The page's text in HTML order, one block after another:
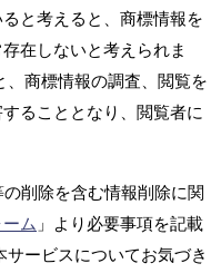
と考えると、商標情報を
在しないと考えられま
商標情報の調査、閲覧を
ることとなり、閲覧者に
削除を含む情報削除に関
ム 」より必要事項を記載
ービスについてお気づき